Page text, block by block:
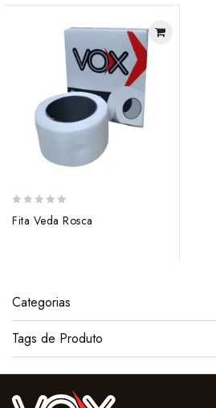
out
Fita Veda Rosca
Categorias
Tags de Produto